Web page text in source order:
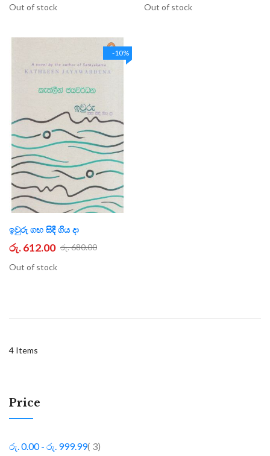
Out of stock
Out of stock
-10%
ඉවුරු ගඟ සිඳී ගිය දා
රු. 612.00 රු. 680.00
Out of stock
4 Items
Price
රු. 0.00- රු. 999.99 3item